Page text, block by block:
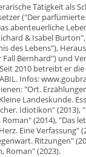
Tätigkeit als
("Der
abenteuerliche
& Isabel
des Lebens"),
Fall Bernhard") und
2010 betreibt er
Infos:
"Ort.
Landeskunde.
Idiotikon" (2013),
(2014), "Das
Eine Verfassung"
Ritzungen"
Roman" (2023).